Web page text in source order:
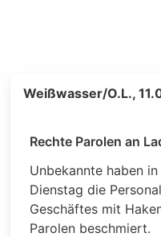
Weißwasser/O.L.,
Rechte Parolen an
Unbekannte haben
Dienstag die
Geschäftes mit
Parolen beschmiert.